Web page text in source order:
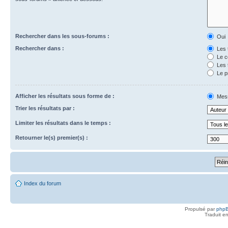
Rechercher dans les sous-forums :
Oui
Rechercher dans :
Les
Le
Les
Le
Afficher les résultats sous forme de :
Trier les résultats par :
Limiter les résultats dans le temps :
Retourner le(s) premier(s) :
Index du forum
Propulsé par
Traduit